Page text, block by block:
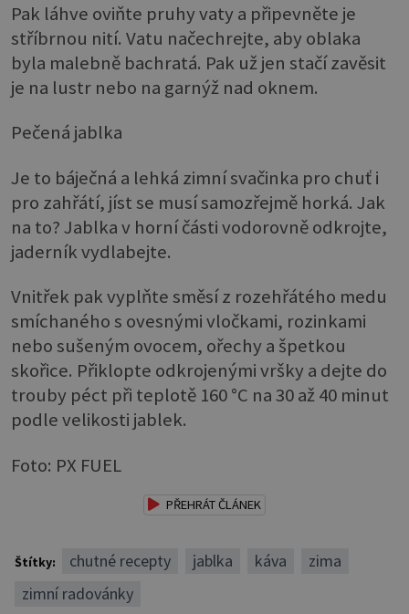
Pak láhve oviňte pruhy vaty a připevněte je
stříbrnou nití. Vatu načechrejte, aby oblaka
byla malebně bachratá. Pak už jen stačí zavěsit
je na lustr nebo na garnýž nad oknem.
Pečená jablka
Je to báječná a lehká zimní svačinka pro chuť i
pro zahřátí, jíst se musí samozřejmě horká. Jak
na to? Jablka v horní části vodorovně odkrojte,
jaderník vydlabejte.
Vnitřek pak vyplňte směsí z rozehřátého medu
smíchaného s ovesnými vločkami, rozinkami
nebo sušeným ovocem, ořechy a špetkou
skořice. Přiklopte odkrojenými vršky a dejte do
trouby péct při teplotě 160 °C na 30 až 40 minut
podle velikosti jablek.
Foto: PX FUEL
PŘEHRÁT ČLÁNEK
Štítky: chutné recepty jablka káva
zima
zimní radovánky